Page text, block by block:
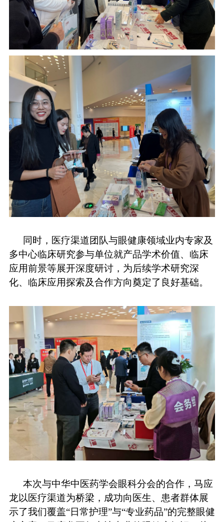
同时， 医疗渠道团队与眼健康领域业内专家及
多中心临床研究参与单位就产品学术价值、临床
应用前景等展开深度研讨，为后续学术研究深
化、临床应用探索及合作方向奠定了良好基础。
本次与中华中医药学会眼科分会的合作，马应
龙以医疗渠道为桥梁，成功向 医生、患者群体展
示了我们覆盖“日常护理”与“专业药品”的完整眼健